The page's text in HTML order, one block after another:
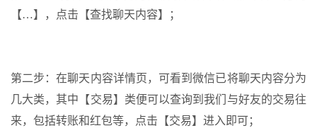
【…】，点击【查找聊天内容】；
第二步：在聊天内容详情页，可看到微信已将聊天内容分为
几大类，其中【交易】类便可以查询到我们与好友的交易往
来，包括转账和红包等，点击【交易】进入即可；